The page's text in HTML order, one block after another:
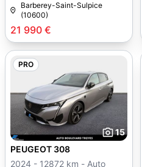
21 990 €
Barberey-Saint-Sulpice
(10600)
PRO
15
PEUGEOT 308
2024 - 12872 km - Auto